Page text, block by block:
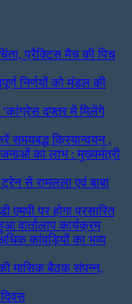
प्रैक्टिस मैच की पिच
निर्णयों को मंडल की
दफ्तर में मिलेंगे
समयबद्ध क्रियान्वयन ,
का लाभ : मुख्यमंत्री
से रामलला एवं बाबा
एमपी पर होगा प्रसारित
वार्तालाप कार्यक्रम
कांवड़ियों का भव्य
मासिक बैठक संपन्न,